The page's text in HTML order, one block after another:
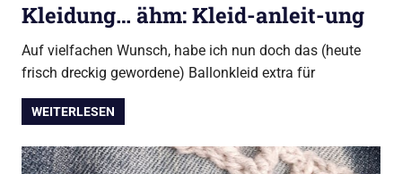
Kleidung… ähm: Kleid-anleit-ung
Auf vielfachen Wunsch, habe ich nun doch das (heute
frisch dreckig gewordene) Ballonkleid extra für
WEITERLESEN